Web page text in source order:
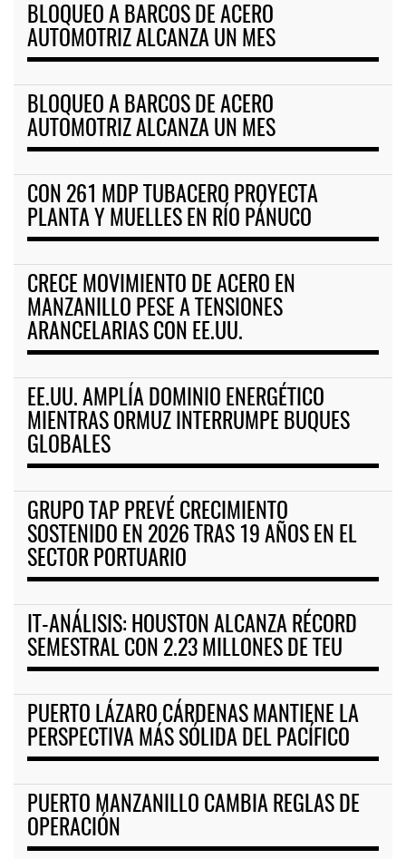
BLOQUEO A BARCOS DE ACERO
AUTOMOTRIZ ALCANZA UN MES
BLOQUEO A BARCOS DE ACERO
AUTOMOTRIZ ALCANZA UN MES
CON 261 MDP TUBACERO PROYECTA
PLANTA Y MUELLES EN RÍO PÁNUCO
CRECE MOVIMIENTO DE ACERO EN
MANZANILLO PESE A TENSIONES
ARANCELARIAS CON EE.UU.
EE.UU. AMPLÍA DOMINIO ENERGÉTICO
MIENTRAS ORMUZ INTERRUMPE BUQUES
GLOBALES
GRUPO TAP PREVÉ CRECIMIENTO
SOSTENIDO EN 2026 TRAS 19 AÑOS EN EL
SECTOR PORTUARIO
IT-ANÁLISIS: HOUSTON ALCANZA RÉCORD
SEMESTRAL CON 2.23 MILLONES DE TEU
PUERTO LÁZARO CÁRDENAS MANTIENE LA
PERSPECTIVA MÁS SÓLIDA DEL PACÍFICO
PUERTO MANZANILLO CAMBIA REGLAS DE
OPERACIÓN